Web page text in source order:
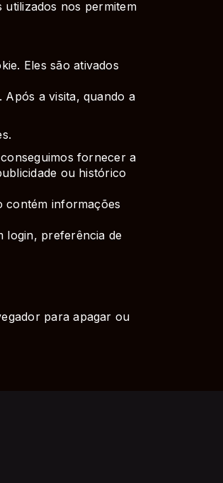
nos permitem
Eles são ativados
a visita, quando a
fornecer a
ou histórico
contém informações
login, preferência de
para apagar ou